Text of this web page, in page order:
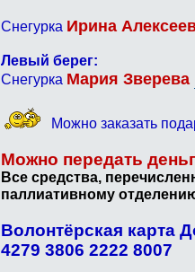
Снегурка Ирина
Левый берег:
Снегурка Мария Зверева
Можно заказать
Можно передать
Все средства,
паллиативному
Волонтёрская карта
4279 3806 2222 8007